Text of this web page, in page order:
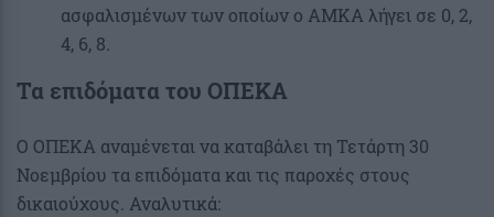
ασφαλισμένων των οποίων ο ΑΜΚΑ λήγει σε 0, 2,
4, 6, 8.
Τα επιδόματα του ΟΠΕΚΑ
Ο ΟΠΕΚΑ αναμένεται να καταβάλει τη Τετάρτη 30
Νοεμβρίου τα επιδόματα και τις παροχές στους
δικαιούχους. Αναλυτικά: